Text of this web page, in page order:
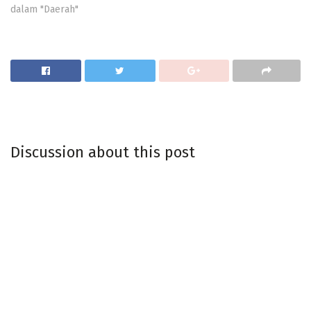
dalam "Daerah"
Discussion about this post